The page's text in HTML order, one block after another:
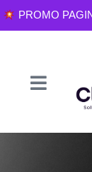
PROMO